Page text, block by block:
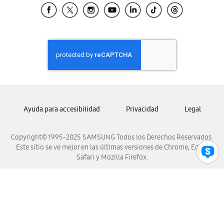
Samsung El Salvador
Samsung Honduras
Samsung Nicaragua
Samsung Panamá
Samsung Venezuela
Copyright© 1995-2025 SAMSUNG Todos los Derechos Reservados.
Este sitio se ve mejor en las últimas versiones de Chrome, Edge,
Safari y Mozilla Firefox.
Ayuda para accesibilidad Privacidad Legal